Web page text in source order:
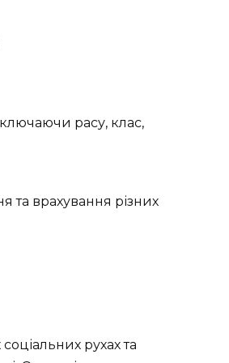
расу, клас,
та врахування різних
рухах та